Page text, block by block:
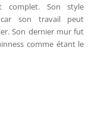
complet. Son style
son travail peut
Son dernier mur fut
comme étant le